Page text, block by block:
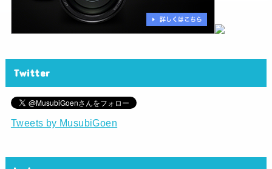
Twitter
Tweets by MusubiGoen